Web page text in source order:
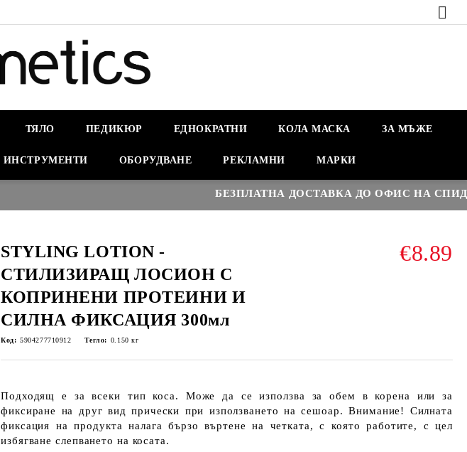
ТЯЛО ПЕДИКЮР ЕДНОКРАТНИ КОЛА МАСКА ЗА МЪЖЕ
ИНСТРУМЕНТИ ОБОРУДВАНЕ РЕКЛАМНИ МАРКИ
БЕЗПЛАТНА ДОСТАВКА ДО ОФИС НА СПИДИ
STYLING LOTION -
СТИЛИЗИРАЩ ЛОСИОН С
КОПРИНЕНИ ПРОТЕИНИ И
СИЛНА ФИКСАЦИЯ 300мл
€8.89
Код: 5904277710912 Тегло: 0.150 кг
Подходящ е за всеки тип коса. Може да се използва за обем в корена или за
фиксиране на друг вид прически при използването на сешоар. Внимание! Силната
фиксация на продукта налага бързо въртене на четката, с която работите, с цел
избягване слепването на косата.